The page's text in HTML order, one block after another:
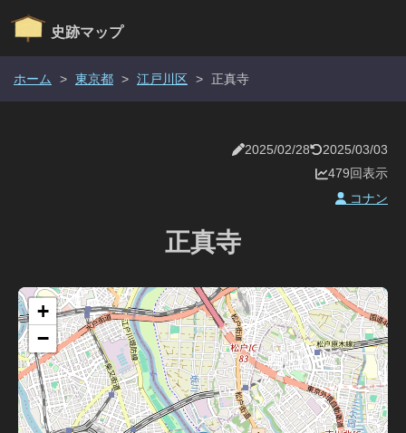
史跡マップ
ホーム > 東京都 > 江戸川区 > 正真寺
2025/02/28
2025/03/03
479回表示
コナン
正真寺
+
−